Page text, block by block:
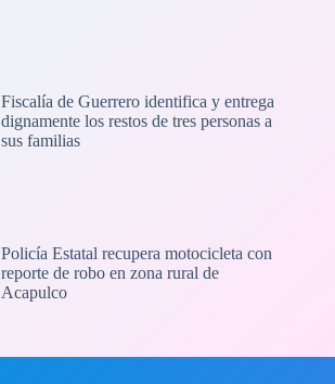
Fiscalía de Guerrero identifica y entrega
dignamente los restos de tres personas a
sus familias
Policía Estatal recupera motocicleta con
reporte de robo en zona rural de
Acapulco